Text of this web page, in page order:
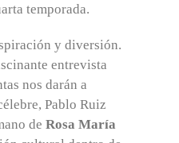
temporada.
y diversión.
entrevista
nos darán a
Pablo Ruiz
de Rosa María